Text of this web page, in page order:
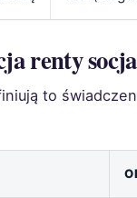
renty
to